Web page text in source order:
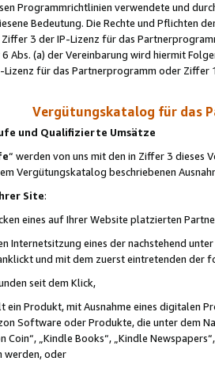
Programmrichtlinien verwendete und
Bedeutung. Die Rechte und Pflichten
3 der IP-Lizenz für das
Abs. (a) der Vereinbarung wird hiermit
Lizenz für das Partnerprogramm oder
Vergütungskatalog für das
und Qualifizierte Umsätze
“ werden von uns mit den in Ziffer 3
Vergütungskatalog beschriebenen
Site:
eines auf Ihrer Website platzierten
Internetsitzung eines der nachstehend
und mit dem zuerst eintretenden der
seit dem Klick,
Produkt, mit Ausnahme eines digitalen
Software oder Produkte, die unter dem
Coin“, „Kindle Books“, „Kindle
werden, oder